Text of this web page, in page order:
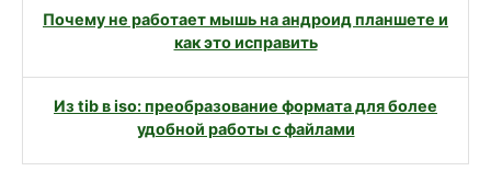
Почему не работает мышь на андроид планшете и
как это исправить
Из tib в iso: преобразование формата для более
удобной работы с файлами